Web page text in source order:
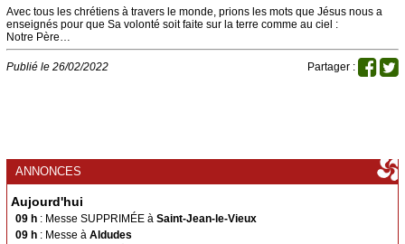
Arnéguy
Ascarat
Çaro
Esterençuby
Ispoure
Jaxu
Saint-Jean-le-Vieux
Ahaxe
Aincille
Ainhice-Mongelos
Alciette
Behorléguy
Avec tous les chrétiens à travers le monde, prions les mots que Jésus nous a
enseignés pour que Sa volonté soit faite sur la terre comme au ciel :
Notre Père…
Publié le 26/02/2022 Partager :
ANNONCES
Aujourd'hui
09 h: Messe SUPPRIMÉE à Saint-Jean-le-Vieux
09 h: Messe à Aldudes